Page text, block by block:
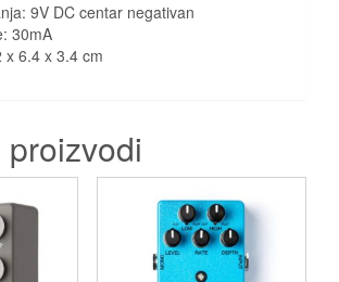
9V DC centar negativan
30mA
x 6.4 x 3.4 cm
proizvodi